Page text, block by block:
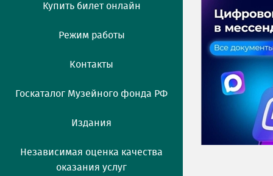
Купить билет онлайн
Режим работы
Контакты
Госкаталог Музейного фонда РФ
Издания
Независимая оценка качества
оказания услуг